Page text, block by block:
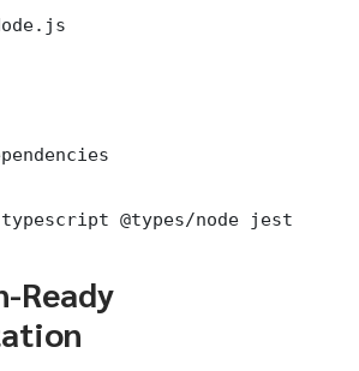
@types/node jest
Ready